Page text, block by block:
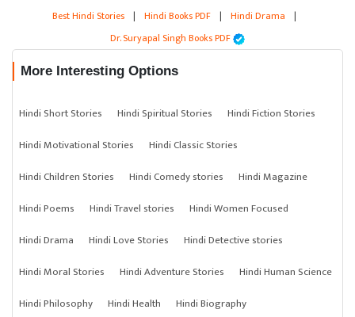
Best Hindi Stories | Hindi Books PDF | Hindi Drama |
Dr. Suryapal Singh Books PDF
More Interesting Options
Hindi Short Stories Hindi Spiritual Stories
Hindi Fiction Stories
Hindi Motivational Stories
Hindi Classic Stories
Hindi Children Stories
Hindi Comedy stories
Hindi Magazine
Hindi Poems
Hindi Travel stories
Hindi Women Focused
Hindi Drama
Hindi Love Stories
Hindi Detective stories
Hindi Moral Stories
Hindi Adventure Stories
Hindi Human Science
Hindi Philosophy
Hindi Health Hindi Biography